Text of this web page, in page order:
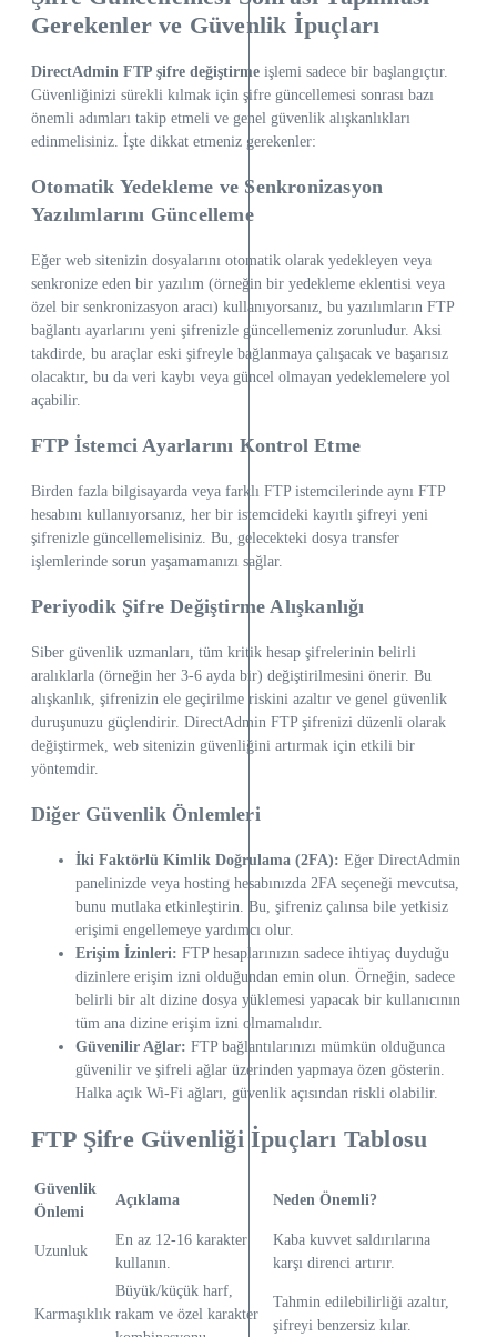
Gerekenler ve Güvenlik İpuçları
DirectAdmin FTP şifre değiştirme işlemi sadece bir başlangıçtır.
Güvenliğinizi sürekli kılmak için şifre güncellemesi sonrası bazı
önemli adımları takip etmeli ve genel güvenlik alışkanlıkları
edinmelisiniz. İşte dikkat etmeniz gerekenler:
Otomatik Yedekleme ve Senkronizasyon
Yazılımlarını Güncelleme
Eğer web sitenizin dosyalarını otomatik olarak yedekleyen veya
senkronize eden bir yazılım (örneğin bir yedekleme eklentisi veya
özel bir senkronizasyon aracı) kullanıyorsanız, bu yazılımların FTP
bağlantı ayarlarını yeni şifrenizle güncellemeniz zorunludur. Aksi
takdirde, bu araçlar eski şifreyle bağlanmaya çalışacak ve başarısız
olacaktır, bu da veri kaybı veya güncel olmayan yedeklemelere yol
açabilir.
FTP İstemci Ayarlarını Kontrol Etme
Birden fazla bilgisayarda veya farklı FTP istemcilerinde aynı FTP
hesabını kullanıyorsanız, her bir istemcideki kayıtlı şifreyi yeni
şifrenizle güncellemelisiniz. Bu, gelecekteki dosya transfer
işlemlerinde sorun yaşamamanızı sağlar.
Periyodik Şifre Değiştirme Alışkanlığı
Siber güvenlik uzmanları, tüm kritik hesap şifrelerinin belirli
aralıklarla (örneğin her 3-6 ayda bir) değiştirilmesini önerir. Bu
alışkanlık, şifrenizin ele geçirilme riskini azaltır ve genel güvenlik
duruşunuzu güçlendirir. DirectAdmin FTP şifrenizi düzenli olarak
değiştirmek, web sitenizin güvenliğini artırmak için etkili bir
yöntemdir.
Diğer Güvenlik Önlemleri
İki Faktörlü Kimlik Doğrulama (2FA): Eğer DirectAdmin
panelinizde veya hosting hesabınızda 2FA seçeneği mevcutsa,
bunu mutlaka etkinleştirin. Bu, şifreniz çalınsa bile yetkisiz
erişimi engellemeye yardımcı olur.
Erişim İzinleri: FTP hesaplarınızın sadece ihtiyaç duyduğu
dizinlere erişim izni olduğundan emin olun. Örneğin, sadece
belirli bir alt dizine dosya yüklemesi yapacak bir kullanıcının
tüm ana dizine erişim izni olmamalıdır.
Güvenilir Ağlar: FTP bağlantılarınızı mümkün olduğunca
güvenilir ve şifreli ağlar üzerinden yapmaya özen gösterin.
Halka açık Wi-Fi ağları, güvenlik açısından riskli olabilir.
FTP Şifre Güvenliği İpuçları Tablosu
Güvenlik
Önlemi
Açıklama Neden Önemli?
Uzunluk
En az 12-16 karakter
kullanın.
Kaba kuvvet saldırılarına
karşı direnci artırır.
Karmaşıklık
Büyük/küçük harf,
rakam ve özel karakter
Tahmin edilebilirliği azaltır,
şifreyi benzersiz kılar.